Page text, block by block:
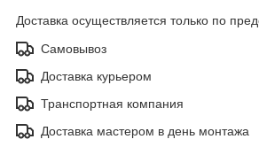
Доставка осуществляется только по
Самовывоз
Доставка курьером
Транспортная компания
Доставка мастером в день монтажа